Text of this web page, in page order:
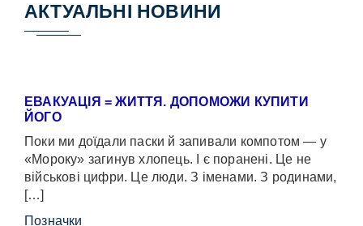
АКТУАЛЬНІ НОВИНИ
ЕВАКУАЦІЯ = ЖИТТЯ. ДОПОМОЖИ КУПИТИ
ЙОГО
Поки ми доїдали паски й запивали компотом — у
«Мороку» загинув хлопець. І є поранені. Це не
військові цифри. Це люди. З іменами. З родинами,
[…]
Позначки